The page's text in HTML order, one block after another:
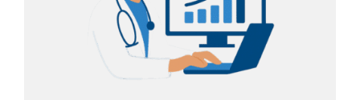
Überraschende Steuernachzahlungen sind der
Albtraum für jeden Selbständigen. Wir erstellen
daher zweimal pro Jahr eine Steuerhochrechnung
für Sie. Die laufenden Steuervorauszahlungen